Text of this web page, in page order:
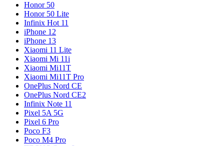
Honor 50
Honor 50 Lite
Infinix Hot 11
iPhone 12
iPhone 13
Xiaomi 11 Lite
Xiaomi Mi 11i
Xiaomi Mi11T
Xiaomi Mi11T Pro
OnePlus Nord CE
OnePlus Nord CE2
Infinix Note 11
Pixel 5A 5G
Pixel 6 Pro
Poco F3
Poco M4 Pro